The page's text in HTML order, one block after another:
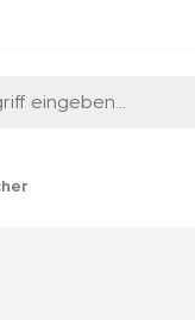
eingeben...